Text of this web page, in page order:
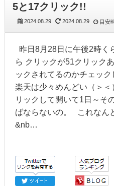
5と17クリック!!
2024.08.29 2024.08.29 目安
昨日8月28日に午後2時く
ら クリックが51クリッ
ックされてるのかチェッ
楽天は少々めんどい（＞
リックして開いて1日～そ
ばならないの。 これなん
&nb…